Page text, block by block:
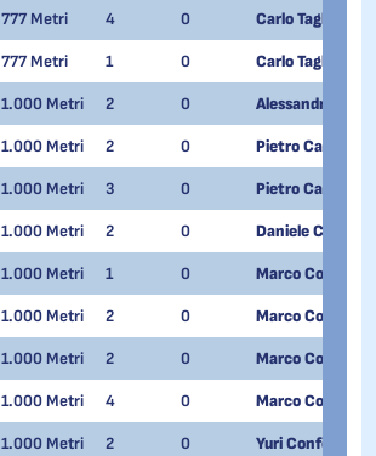
777 Metri 4 0 Carlo Tagliabue
777 Metri 1 0 Carlo Tagliabue
1.000 Metri 2 0 Alessandro
1.000 Metri 2 0 Pietro
1.000 Metri 3 0 Pietro
1.000 Metri 2 0 Daniele Cola
1.000 Metri 1 0 Marco
1.000 Metri 2 0 Marco
1.000 Metri 2 0 Marco
1.000 Metri 4 0 Marco
1.000 Metri 2 0 Yuri Confortola